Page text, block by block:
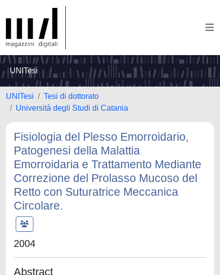
UNITesi
UNITesi
Tesi di dottorato
Università degli Studi di Catania
Fisiologia del Plesso Emorroidario,
Patogenesi della Malattia
Emorroidaria e Trattamento Mediante
Correzione del Prolasso Mucoso del
Retto con Suturatrice Meccanica
Circolare.
2004
Abstract